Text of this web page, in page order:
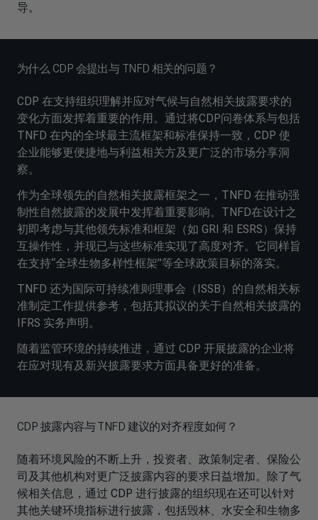
导。
为什么 CDP 会提出与 TNFD 相关的问题？
CDP 在支持组织理解并应对气候与自然相关披露要求的
变化方面发挥着重要的作用。通过将CDP问卷体系与包括
TNFD 在内的全球最主流框架和标准保持一致，CDP 使
企业能够更便捷地与利益相关方及更广泛的市场分享洞
察。
作为全球领先的自然相关披露框架之一，TNFD 在推动强
制性自然披露的发展中发挥着重要影响。TNFD在设计之
初即考虑与其他领先标准和框架（如 GRI 和 ESRS）保持
互操作性，并现已与这些标准实现了高度对齐。它同样旨
在支持“全球生物多样性框架”等全球政策目标的落实。
TNFD 还为国际可持续准则理事会（ISSB）的自然相关标
准制定工作提供参考，包括其拟议的关于自然相关披露的
IFRS 实务声明。
随着监管环境的持续推进，通过 CDP 开展披露的企业将
在应对现有及新兴披露要求方面具备更好的准备。
CDP 披露内容与 TNFD 建议的对齐程度如何？
随着环境风险的不断上升，投资者、政策制定者、保险公
司及其他机构对更广泛披露内容的要求日益增加。除了气
候相关信息，通过 CDP 进行披露的组织现在还可以针对
其他关键环境指标进行披露，包括毁林、水安全和生物多